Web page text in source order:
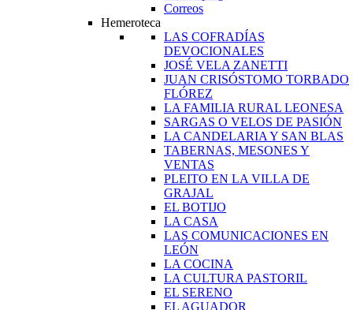
Correos
Hemeroteca
LAS COFRADÍAS
DEVOCIONALES
JOSÉ VELA ZANETTI
JUAN CRISÓSTOMO TORBADO
FLÓREZ
LA FAMILIA RURAL LEONESA
SARGAS O VELOS DE PASIÓN
LA CANDELARIA Y SAN BLAS
TABERNAS, MESONES Y
VENTAS
PLEITO EN LA VILLA DE
GRAJAL
EL BOTIJO
LA CASA
LAS COMUNICACIONES EN
LEÓN
LA COCINA
LA CULTURA PASTORIL
EL SERENO
EL AGUADOR